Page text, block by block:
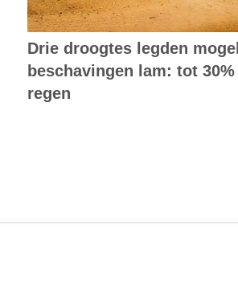
Drie droogtes legden
beschavingen lam: tot
regen